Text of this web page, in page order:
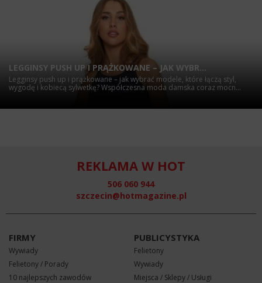
LEGGINSY PUSH UP I PRĄŻKOWANE – JAK WYBR...
Legginsy push up i prążkowane – jak wybrać modele, które łączą styl,
wygodę i kobiecą sylwetkę? Współczesna moda damska coraz mocn...
REKLAMA W HOT
506 060 944
szczecin@hotmagazine.pl
FIRMY
Wywiady
Felietony / Porady
10 najlepszych zawodów
PUBLICYSTYKA
Felietony
Wywiady
Miejsca / Sklepy / Usługi